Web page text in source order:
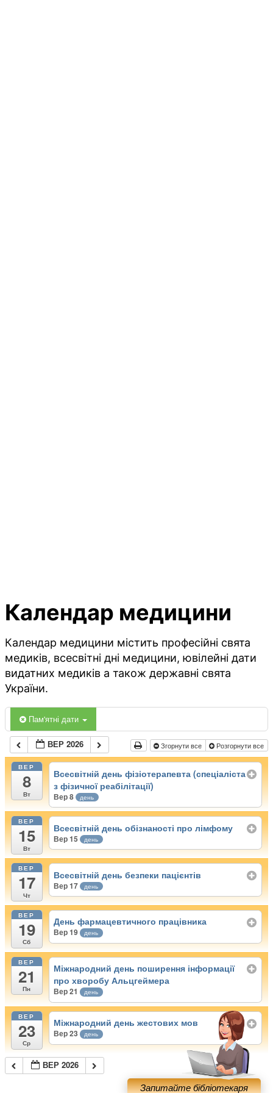
Календар медицини
Календар медицини містить професійні свята
медиків, всесвітні дні медицини, ювілейні дати
видатних медиків а також державні свята
України.
Пам'ятні дати
ВЕР 2026 Згорнути все Розгорнути все
ВЕР
8
Вт
Всесвітній день фізіотерапевта (спеціаліста
з фізичної реабілітації)
Вер 8 день
ВЕР
15
Вт
Всесвітній день обізнаності про лімфому
Вер 15 день
ВЕР
17
Чт
Всесвітній день безпеки пацієнтів
Вер 17 день
ВЕР
19
Сб
День фармацевтичного працівника
Вер 19 день
ВЕР
21
Пн
Міжнародний день поширення інформації
про хворобу Альцгеймера
Вер 21 день
ВЕР
23
Ср
Міжнародний день жестових мов
Вер 23 день
ВЕР 2026